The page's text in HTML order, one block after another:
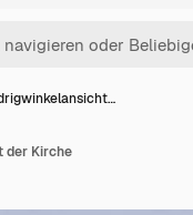
der Kirche